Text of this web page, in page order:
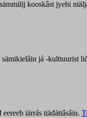
kooskâst jyehi
já -kulttuurist
iärrás tiäđáttâsâin.